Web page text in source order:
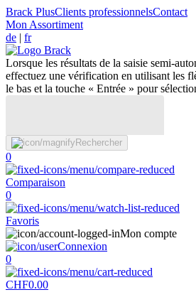
Brack PlusClients professionnelsContact
Mon Assortiment
de | fr
Lorsque les résultats de la saisie semi-
effectuez une vérification en utilisant les
le bas et la touche « Entrée » pour
Rechercher
0
Comparaison
0
Favoris
Mon compte
Connexion
0
CHF0.00